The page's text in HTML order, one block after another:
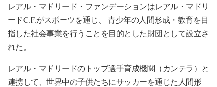
レアル・マドリード・ファンデーションはレアル・マドリ
ードC.F.がスポーツを通じ、 青少年の人間形成・教育を目
指した社会事業を行うことを目的とした財団として設立さ
れた。
レアル・マドリードのトップ選手育成機関（カンテラ）と
連携して、世界中の子供たちにサッカーを通じた人間形